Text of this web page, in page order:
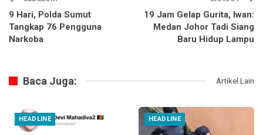
9 Hari, Polda Sumut
Tangkap 76 Pengguna
Narkoba
19 Jam Gelap Gurita, Iwan:
Medan Johor Tadi Siang
Baru Hidup Lampu
Baca Juga: Artikel Lain
HEADLINE HEADLINE